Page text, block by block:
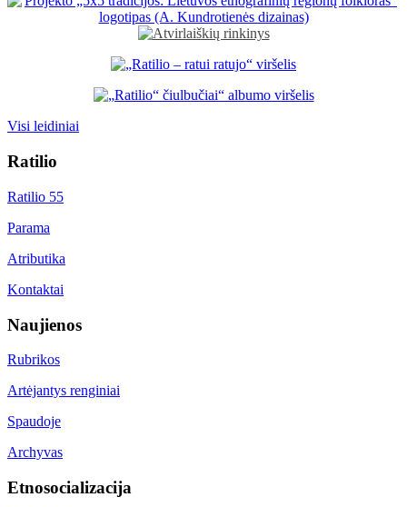
Visi leidiniai
Ratilio
Ratilio 55
Parama
Atributika
Kontaktai
Naujienos
Rubrikos
Artėjantys renginiai
Spaudoje
Archyvas
Etnosocializacija